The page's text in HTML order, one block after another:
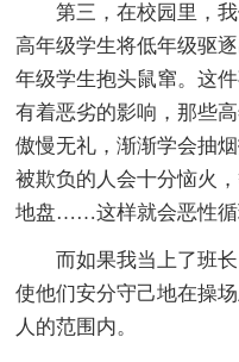
第三，在校园里，
高年级学生将低年级驱
年级学生抱头鼠窜。这
有着恶劣的影响，那些
傲慢无礼，渐渐学会抽
被欺负的人会十分恼火
地盘……这样就会恶性循
而如果我当上了班
使他们安分守己地在操
人的范围内。